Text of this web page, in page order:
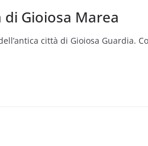
di Gioiosa Marea
città di Gioiosa Guardia.